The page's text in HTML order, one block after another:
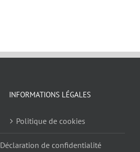
INFORMATIONS LÉGALES
Politique de cookies
Déclaration de confidentialité